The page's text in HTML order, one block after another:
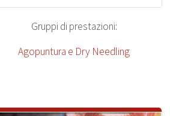
Gruppi di prestazioni:
Agopuntura e Dry Needling